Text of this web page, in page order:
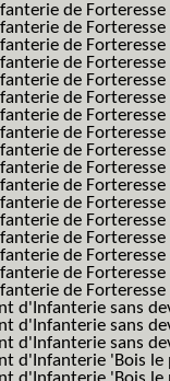
de
de Forteresse
de
de
de
de
de Forteresse
de
de
de Forteresse
de
de Forteresse
de
de Forteresse
de Forteresse
de Forteresse
de Forteresse
d'Infanterie sans
d'Infanterie sans
d'Infanterie sans
d'Infanterie 'Bois